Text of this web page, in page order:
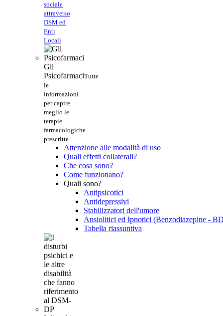
sociale
attraverso
DSM ed
Enti
Locali
Gli
PsicofarmaciTutte
le
informazioni
per capire
meglio le
terapie
farmacologiche
prescritte
Attenzione alle modalità di uso
Quali effetti collaterali?
Che cosa sono?
Come funzionano?
Quali sono?
Antipsicotici
Antidepressivi
Stabilizzatori dell'umore
Ansiolitici ed Ipnotici (Benzodiazepine -
Tabella riassuntiva